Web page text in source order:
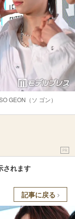
GEON（ソ ゴン）
PR
されます
記事に戻る